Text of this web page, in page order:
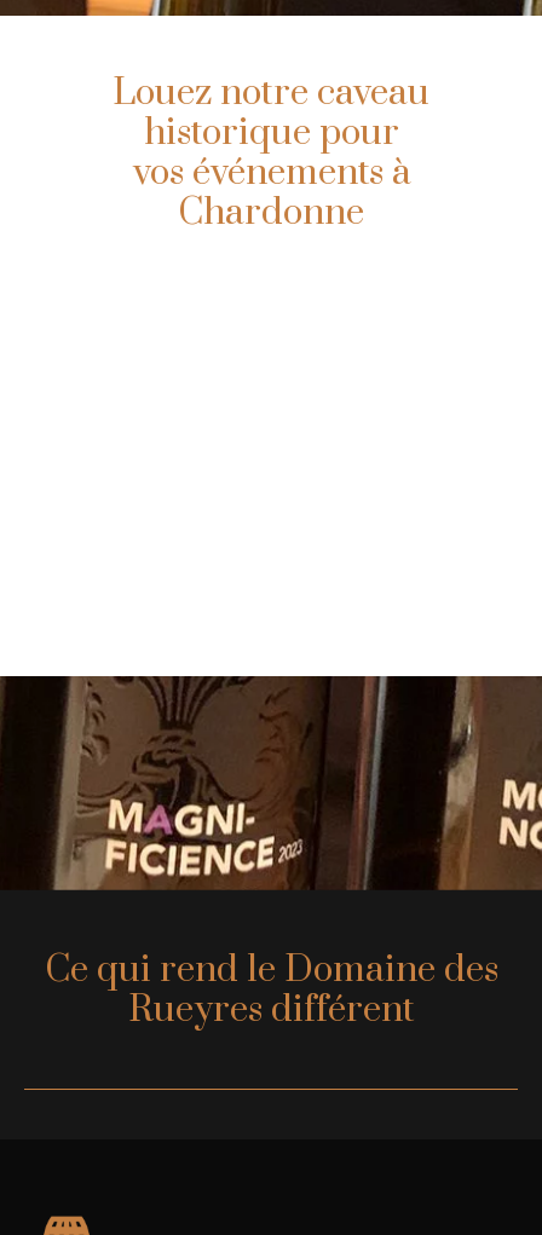
Louez notre caveau
historique pour
vos événements à
Chardonne
Ce qui rend le Domaine des
Rueyres différent